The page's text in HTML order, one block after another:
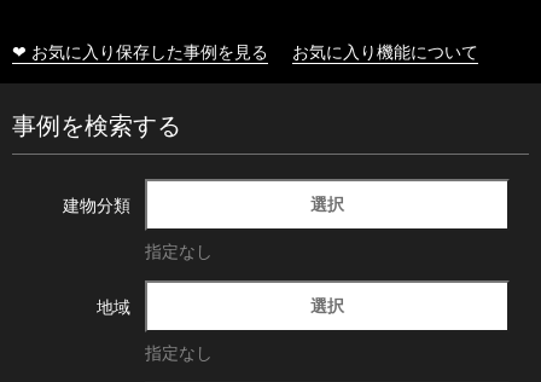
❤ お気に入り保存した事例を見る お気に入り機能について
事例を検索する
建物分類 選択
指定なし
地域 選択
指定なし